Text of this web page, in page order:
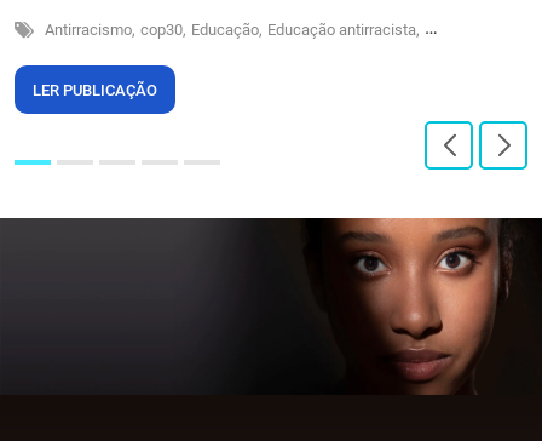
Antirracismo, cop30, Educação, Educação antirracista, Sustentabilidade
LER PUBLICAÇÃO